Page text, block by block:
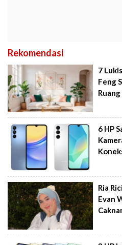
Rekomendasi
7
Feng
Ruang
6 HP
Ria
Evan